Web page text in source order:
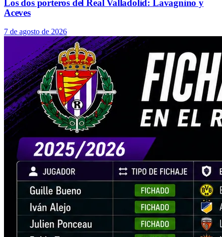
Los dos porteros del Real Valladolid: Lavagnino y
Aceves
7 de agosto de 2026